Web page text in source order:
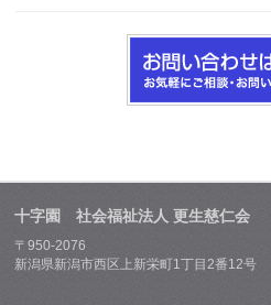
十字園 社会福祉法人 更生慈仁会
〒950-2076
新潟県新潟市西区上新栄町1丁目2番12号